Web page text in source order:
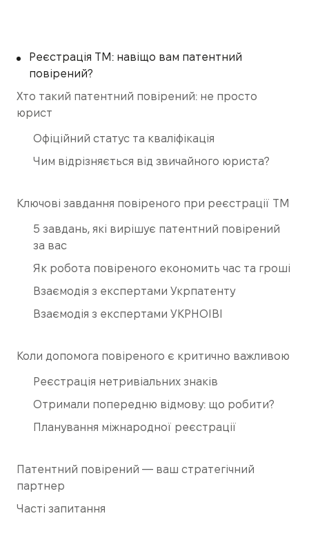
Реєстрація ТМ: навіщо вам патентний
повірений?
Хто такий патентний повірений: не просто
юрист
Офіційний статус та кваліфікація
Чим відрізняється від звичайного юриста?
Ключові завдання повіреного при реєстрації ТМ
5 завдань, які вирішує патентний повірений
за вас
Як робота повіреного економить час та гроші
Взаємодія з експертами Укрпатенту
Взаємодія з експертами УКРНОІВІ
Коли допомога повіреного є критично важливою
Реєстрація нетривіальних знаків
Отримали попередню відмову: що робити?
Планування міжнародної реєстрації
Патентний повірений — ваш стратегічний
партнер
Часті запитання